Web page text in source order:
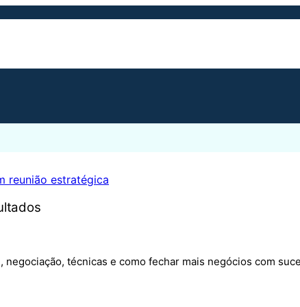
técnicas e como fechar mais negócios com